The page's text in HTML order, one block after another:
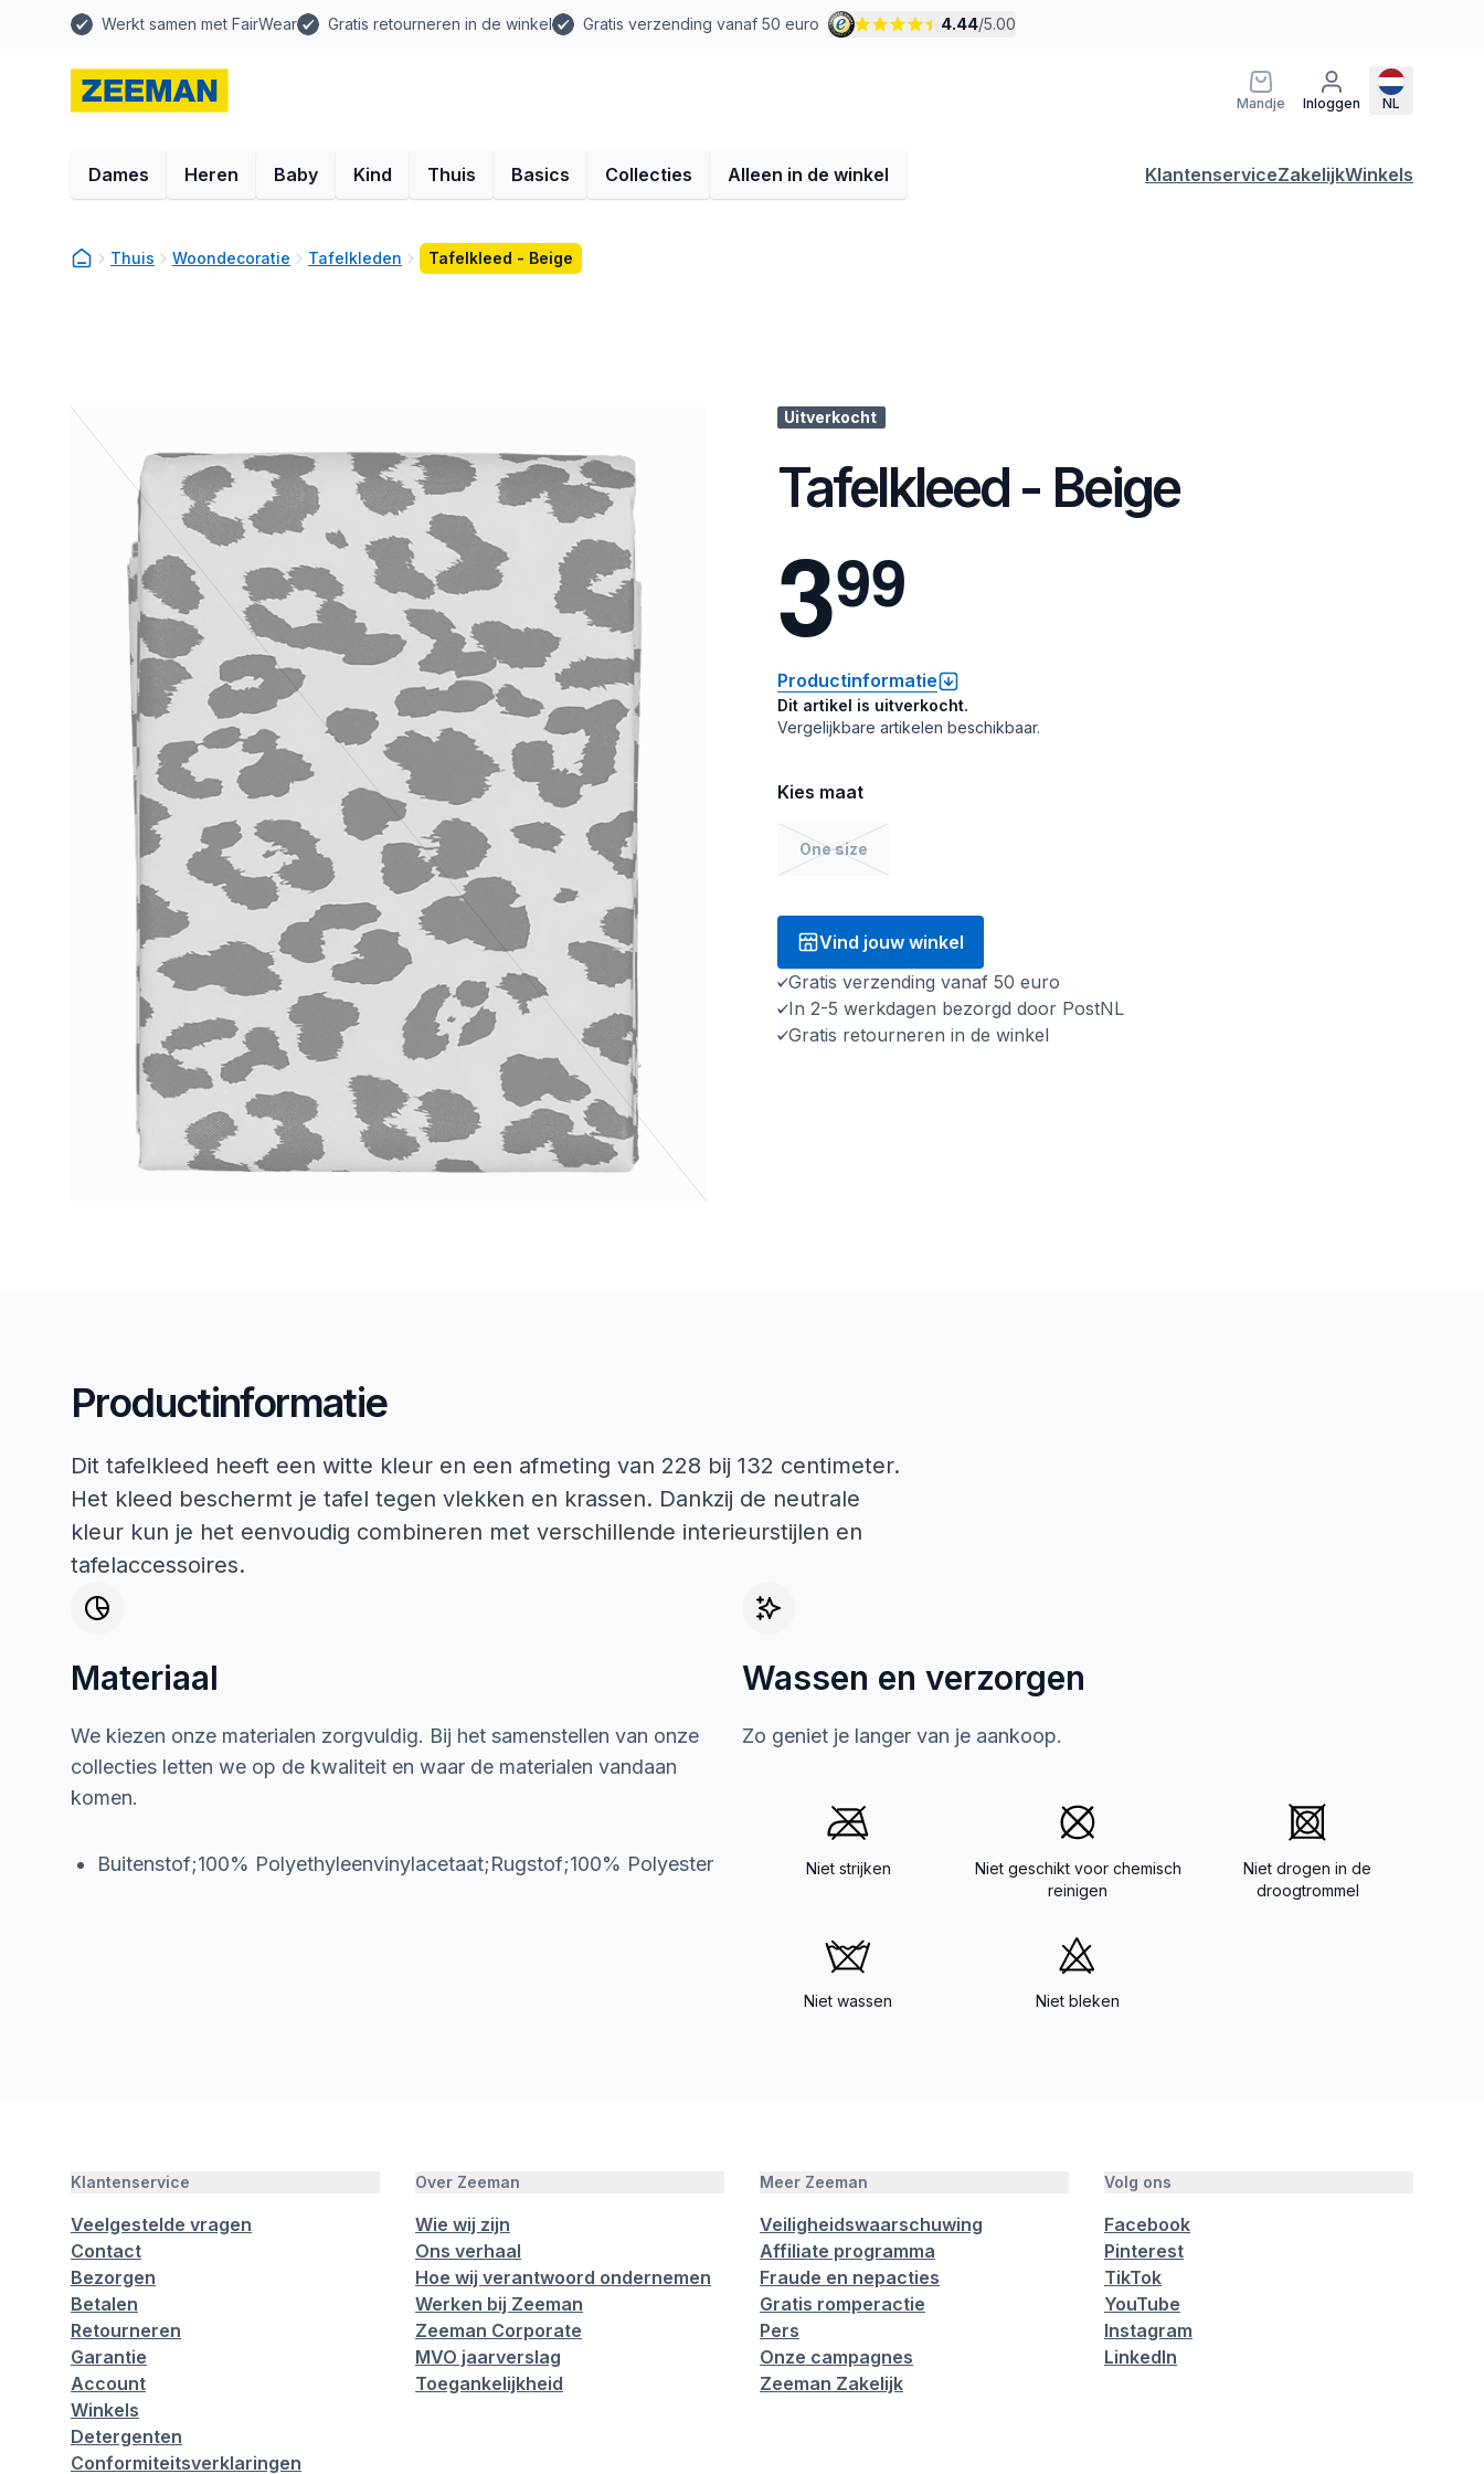
Werkt samen met FairWear Gratis retourneren in de winkel Gratis verzending vanaf 50 euro 4.44/5.00
Mandje Inloggen NL
Dames Heren Baby Kind Thuis Basics Collecties Alleen in de winkel KlantenserviceZakelijkWinkels
Thuis Woondecoratie Tafelkleden Tafelkleed - Beige
Uitverkocht
Tafelkleed - Beige
399
Productinformatie
Dit artikel is uitverkocht.
Vergelijkbare artikelen beschikbaar.
Kies maat
One size
Vind jouw winkel
Gratis verzending vanaf 50 euro
In 2-5 werkdagen bezorgd door PostNL
Gratis retourneren in de winkel
Productinformatie
Dit tafelkleed heeft een witte kleur en een afmeting van 228 bij 132 centimeter.
Het kleed beschermt je tafel tegen vlekken en krassen. Dankzij de neutrale
kleur kun je het eenvoudig combineren met verschillende interieurstijlen en
tafelaccessoires.
Materiaal
We kiezen onze materialen zorgvuldig. Bij het samenstellen van onze
collecties letten we op de kwaliteit en waar de materialen vandaan
komen.
Buitenstof;100% Polyethyleenvinylacetaat;Rugstof;100% Polyester
Wassen en verzorgen
Zo geniet je langer van je aankoop.
Niet strijken
Niet geschikt voor chemisch
reinigen
Niet drogen in de
droogtrommel
Niet wassen Niet bleken
Klantenservice
Veelgestelde vragen
Contact
Bezorgen
Betalen
Retourneren
Garantie
Account
Winkels
Detergenten
Conformiteitsverklaringen
Over Zeeman
Wie wij zijn
Ons verhaal
Hoe wij verantwoord ondernemen
Werken bij Zeeman
Zeeman Corporate
MVO jaarverslag
Toegankelijkheid
Meer Zeeman
Veiligheidswaarschuwing
Affiliate programma
Fraude en nepacties
Gratis romperactie
Pers
Onze campagnes
Zeeman Zakelijk
Volg ons
Facebook
Pinterest
TikTok
YouTube
Instagram
LinkedIn